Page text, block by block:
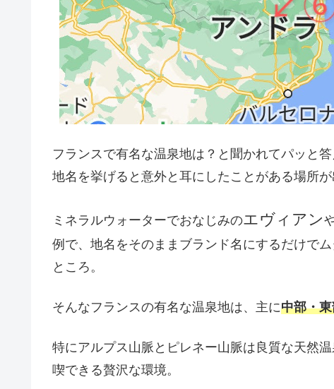
フランスで有名な温泉地は？と聞かれてパッと
地名を挙げると意外と耳にしたことがある場所が
ミネラルウォーターでおなじみのエヴィアン
例で、地名をそのままブランド名にするだけで
ところ。
そんなフランスの有名な温泉地は、主に中部・
特にアルプス山脈とピレネー山脈は良質な天然
喫できる贅沢な環境。